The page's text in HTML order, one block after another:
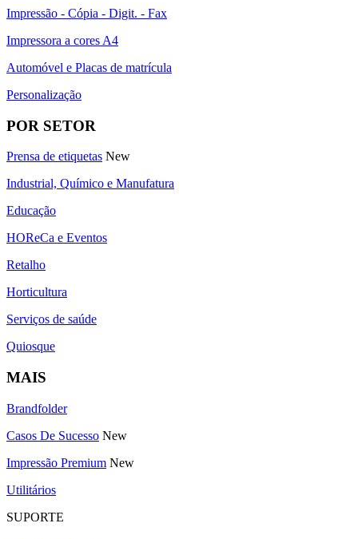
Impressão - Cópia - Digit. - Fax
Impressora a cores A4
Automóvel e Placas de matrícula
Personalização
POR SETOR
Prensa de etiquetas New
Industrial, Químico e Manufatura
Educação
HOReCa e Eventos
Retalho
Horticultura
Serviços de saúde
Quiosque
MAIS
Brandfolder
Casos De Sucesso New
Impressão Premium New
Utilitários
SUPORTE